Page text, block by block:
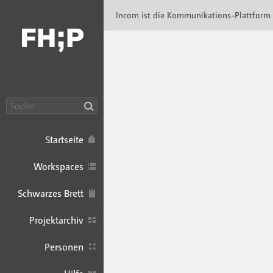
Startseite
Workspaces
Schwarzes Brett
Projektarchiv
Personen
Incom ist die Kommunikations-Plattform